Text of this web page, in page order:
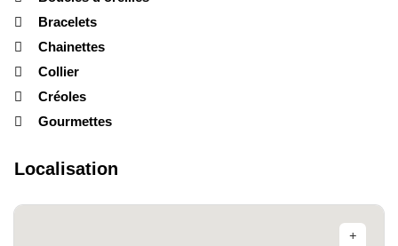
Bracelets
Chainettes
Collier
Créoles
Gourmettes
Localisation